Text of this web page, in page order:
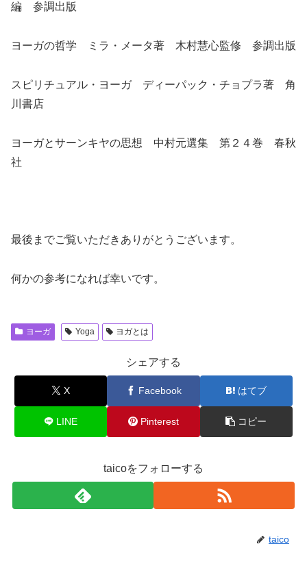
編 参調出版
ヨーガの哲学 ミラ・メータ著 木村慧心監修 参調出版
スピリチュアル・ヨーガ ディーパック・チョプラ著 角
川書店
ヨーガとサーンキヤの思想 中村元選集 第２４巻 春秋
社
最後までご覧いただきありがとうございます。
何かの参考になれば幸いです。
ヨーガ Yoga ヨガとは
シェアする
X Facebook はてブ
LINE Pinterest コピー
taicoをフォローする
taico